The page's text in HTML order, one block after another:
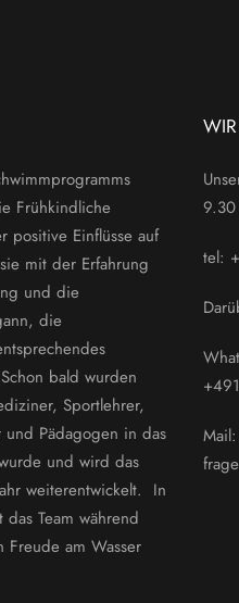
Frühkindliche
positive Einflüsse auf
mit der Erfahrung
und die
die
bald wurden
Sportlehrer,
und Pädagogen in das
und wird das
weiterentwickelt. In
Team während
am Wasser
tel:
Mail: